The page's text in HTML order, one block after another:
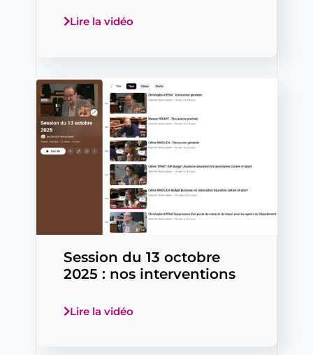
Lire la vidéo
Session du 13 octobre
2025 : nos interventions
Lire la vidéo